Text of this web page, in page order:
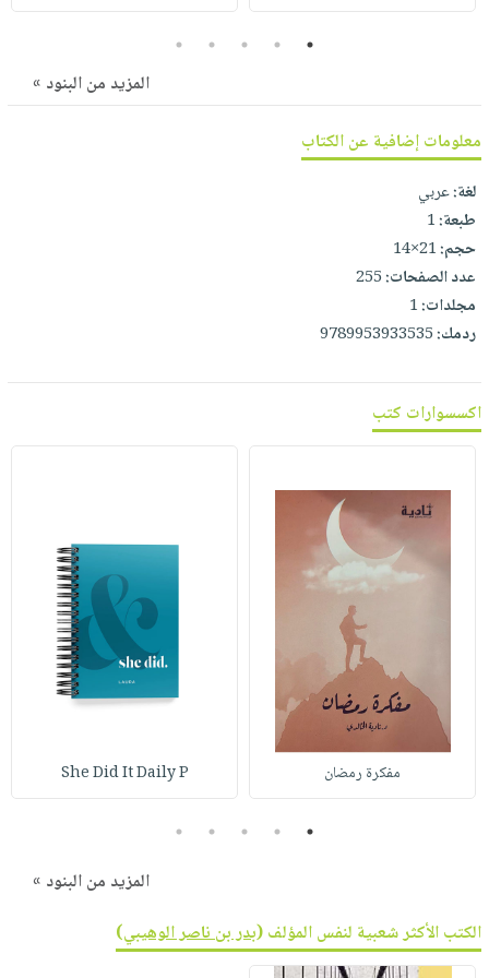
1
2
3
4
5
المزيد من البنود »
معلومات إضافية عن الكتاب
لغة:عربي
طبعة:1
حجم:21×14
عدد الصفحات:255
مجلدات:1
ردمك:9789953933535
اكسسوارات كتب
مفكرة رمضان She Did It Daily P
1
2
3
4
5
المزيد من البنود »
الكتب الأكثر شعبية لنفس المؤلف (بدر بن ناصر الوهيبي)